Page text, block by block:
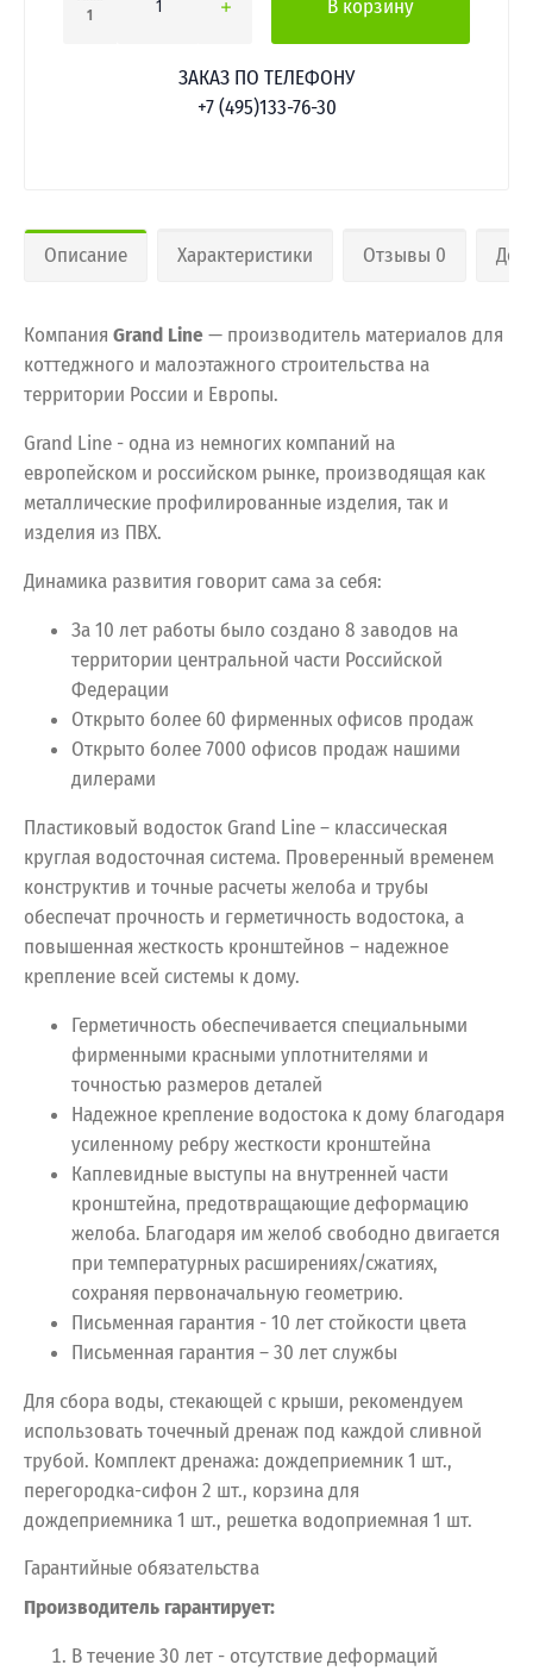
1
В корзину
ЗАКАЗ ПО ТЕЛЕФОНУ
+7 (495)133-76-30
Описание Характеристики Отзывы 0
Компания Grand Line— производитель материалов для
коттеджного и малоэтажного строительства на
территории России и Европы.
Grand Line - одна из немногих компаний на
европейском и российском рынке, производящая как
металлические профилированные изделия, так и
изделия из ПВХ.
Динамика развития говорит сама за себя:
За 10 лет работы было создано 8 заводов на
территории центральной части Российской
Федерации
Открыто более 60 фирменных офисов продаж
Открыто более 7000 офисов продаж нашими
дилерами
Пластиковый водосток Grand Line – классическая
круглая водосточная система. Проверенный временем
конструктив и точные расчеты желоба и трубы
обеспечат прочность и герметичность водостока, а
повышенная жесткость кронштейнов – надежное
крепление всей системы к дому.
Герметичность обеспечивается специальными
фирменными красными уплотнителями и
точностью размеров деталей
Надежное крепление водостока к дому благодаря
усиленному ребру жесткости кронштейна
Каплевидные выступы на внутренней части
кронштейна, предотвращающие деформацию
желоба. Благодаря им желоб свободно двигается
при температурных расширениях/сжатиях,
сохраняя первоначальную геометрию.
Письменная гарантия - 10 лет стойкости цвета
Письменная гарантия – 30 лет службы
Для сбора воды, стекающей с крыши, рекомендуем
использовать точечный дренаж под каждой сливной
трубой. Комплект дренажа: дождеприемник 1 шт.,
перегородка-сифон 2 шт., корзина для
дождеприемника 1 шт., решетка водоприемная 1 шт.
Гарантийные обязательства
Производитель гарантирует:
В течение 30 лет - отсутствие деформаций